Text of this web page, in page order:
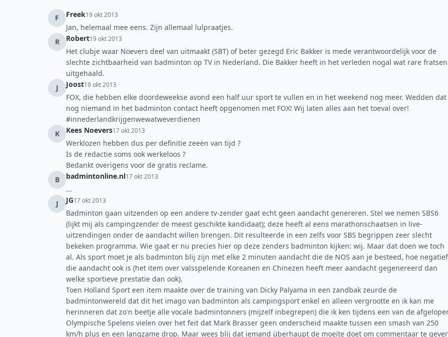
F Freek19 okt 2013
Jan, helemaal mee eens. Zijn allemaal lulpraatjes.
R
Robert19 okt 2013
Het clubje waar Noevers deel van uitmaakt (SBT) of beter gezegd Eric Bakker is mede verantwoordelijk voor de
slechte zichtbaarheid van badminton op TV in Nederland. Die Bakker heeft in het verleden nogal wat rare fratsen
uitgehaald.
J
Joost19 okt 2013
FOX, die hebben elke doordeweekse avond een half uur sport te vullen en in het weekend nog meer. Wedden dat
nog niemand in het badminton contact heeft opgenomen met FOX! Wij laten alles aan het toeval over!
#innederlandkrijgenwewatweverdienen
K
Kees Noevers17 okt 2013
Werklozen hebben dus per definitie zeeën van tijd ?
Is de redactie soms ook werkeloos ?
Bedankt overigens voor de gratis reclame.
B
badmintonline.nl17 okt 2013
...
J
JG17 okt 2013
Badminton gaan uitzenden op een andere tv-zender gaat echt geen aandacht genereren. Stel we nemen SBS6
(lijkt mij als campingzender de meest geschikte kandidaat); deze heeft al eens marathonschaatsen in live-
uitzendingen onder de aandacht willen brengen. Dit resulteerde in een zelfs voor SBS begrippen zeer slecht
bekeken programma. Wie gaat er nu precies hier op deze zenders badminton kijken: wij. Maar dat doen we toch
al. Als sport moet je als badminton blij zijn met elke 2 minuten aandacht die de NOS aan je besteed, hoe negatief
die aandacht ook is (het item over valsspelende Koreanen en Chinezen heeft meer aandacht gegenereerd dan
welke sportieve prestatie dan ook).
Toen Holland Sport een item maakte over de training van Dicky Palyama in een zandbak zeurde de
badmintonwereld dat dit het imago van badminton als campingsport enkel en alleen vergrootte en ik kan me
herinneren dat zo'n beetje alle vocale badmintonners (mijzelf inbegrepen) die ik ken tijdens een van de
Olympische Spelens vielen over het feit dat Mark Brasser geen onderscheid maakte tussen een smash van 250
km/h plus en een langzame drop. Maar wees blij dat iemand überhaupt de moeite doet om commentaar te